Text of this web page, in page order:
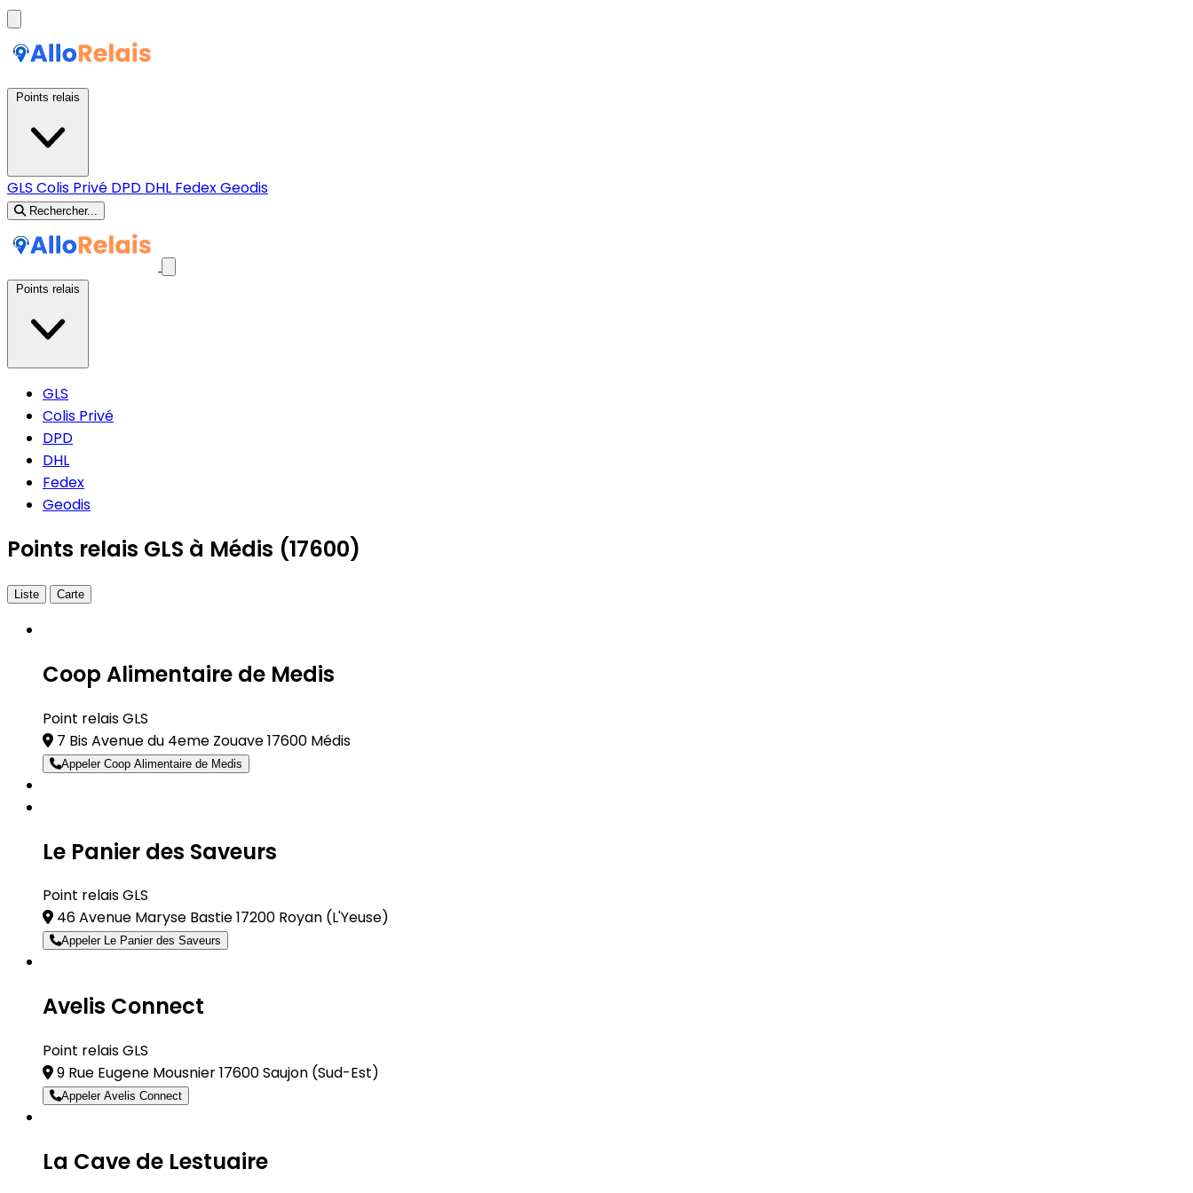
GLS Colis Privé DPD DHL FedexGeodis
Rechercher...
GLS
Colis Privé
DPD
DHL
Fedex
Geodis
Points relais GLS à Médis (17600)
Liste Carte
Coop Alimentaire de Medis
Point relais GLS
7 Bis Avenue du 4eme Zouave 17600 Médis
Appeler Coop Alimentaire de Medis
Le Panier des Saveurs
Point relais GLS
46 Avenue Maryse Bastie 17200 Royan (L'Yeuse)
Appeler Le Panier des Saveurs
Avelis Connect
Point relais GLS
9 Rue Eugene Mousnier 17600 Saujon (Sud-Est)
Appeler Avelis Connect
La Cave de Lestuaire